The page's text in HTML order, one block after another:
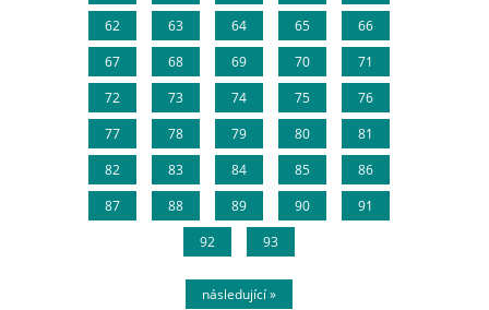
62
63 64 65
66
67
68 69 70
71
72
73 74 75
76
77
78 79 80
81
82
83 84 85
86
87
88 89 90
91
92
93
následující »